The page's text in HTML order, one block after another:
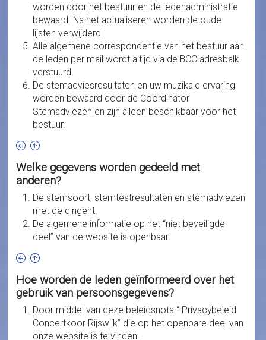
worden door het bestuur en de ledenadministratie
bewaard. Na het actualiseren worden de oude
lijsten verwijderd.
Alle algemene correspondentie van het bestuur aan
de leden per mail wordt altijd via de BCC adresbalk
verstuurd.
De stemadviesresultaten en uw muzikale ervaring
worden bewaard door de Coördinator
Stemadviezen en zijn alleen beschikbaar voor het
bestuur.
Welke gegevens worden gedeeld met
anderen?
De stemsoort, stemtestresultaten en stemadviezen
met de dirigent.
De algemene informatie op het “niet beveiligde
deel” van de website is openbaar.
Hoe worden de leden geïnformeerd over het
gebruik van persoonsgegevens?
Door middel van deze beleidsnota “ Privacybeleid
Concertkoor Rijswijk” die op het openbare deel van
onze website is te vinden.